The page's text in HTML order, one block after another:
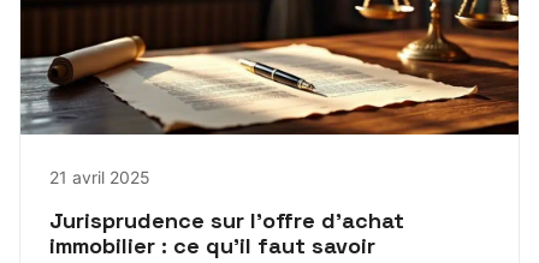
21 avril 2025
Jurisprudence sur l’offre d’achat
immobilier : ce qu’il faut savoir